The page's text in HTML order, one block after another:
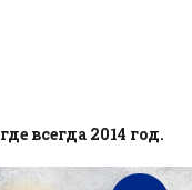
всегда 2014 год.